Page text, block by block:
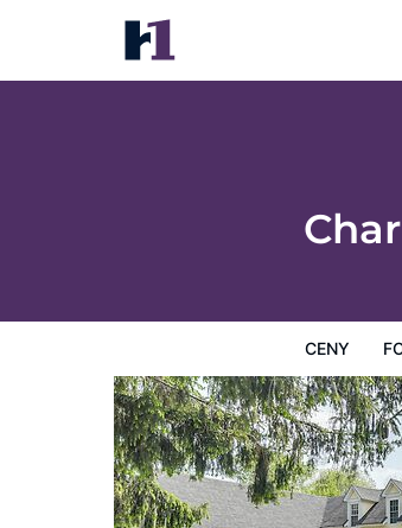
CENY
Charming Wilton Vacation
Ceny Fotografie